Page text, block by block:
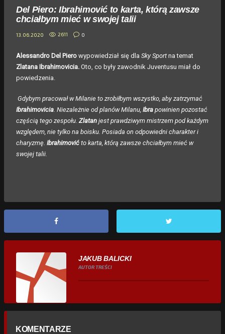
Del Piero: Ibrahimović to karta, którą zawsze
chciałbym mieć w swojej talii
13.06.2020 2611 0
Alessandro Del Piero wypowiedział się dla Sky Sport na temat
Zlatana Ibrahimovicia. Oto, co były zawodnik Juventusu miał do
powiedzenia.
Gdybym pracował w Milanie to zrobiłbym wszystko, aby zatrzymać
Ibrahimovicia. Niezależnie od planów Milanu, Ibra powinien pozostać
częścią tego zespołu. Zlatan jest prawdziwym mistrzem pod każdym
względem, nie tylko na boisku. Posiada on odpowiedni charakter i
charyzmę. Ibrahimović to karta, którą zawsze chciałbym mieć w
swojej talii.
JAKUB BALICKI
AUTOR TREŚCI
KOMENTARZE